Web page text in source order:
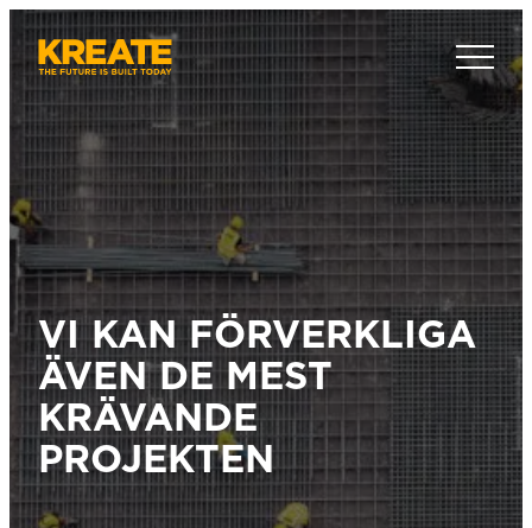
Hoppa
innehåll
Kreate Sverige
VI KAN FÖRVERKLIGA
ÄVEN DE MEST
KRÄVANDE
PROJEKTEN